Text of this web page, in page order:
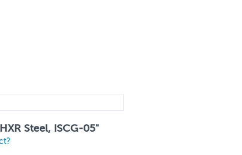
Steel, ISCG-05"